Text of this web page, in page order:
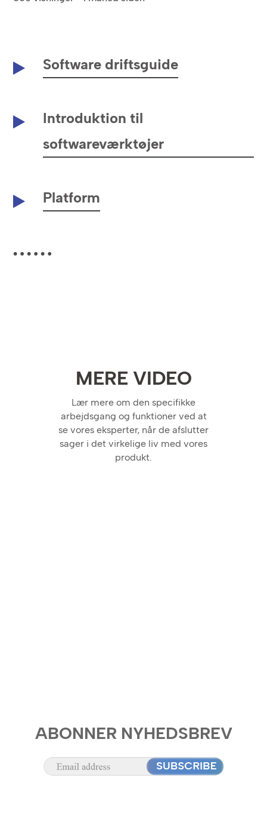
Software driftsguide
Introduktion til
softwareværktøjer
Platform
MERE VIDEO
Lær mere om den specifikke
arbejdsgang og funktioner ved at
se vores eksperter, når de afslutter
sager i det virkelige liv med vores
produkt.
ABONNER NYHEDSBREV